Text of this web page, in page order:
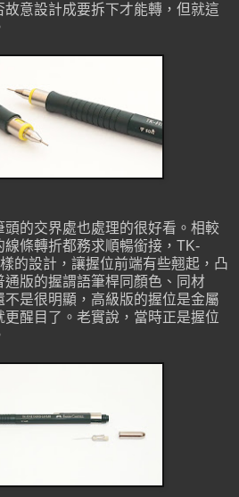
意設計成要拆下才能轉，但就這
的交界處也處理的很好看。相較
條轉折都務求順暢銜接，TK-
的設計，讓握位前端有些翹起，凸
版的握謂語筆桿同顏色、同材
是很明顯，高級版的握位是金屬
醒目了。老實說，當時正是握位